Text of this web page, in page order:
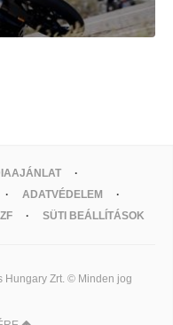
ADATVÉDELEM
SÜTI BEÁLLÍTÁSOK
Hungary Zrt. © Minden jog